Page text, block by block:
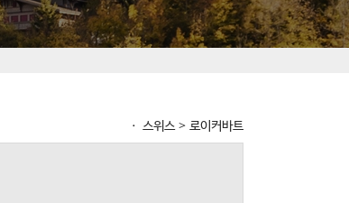
ㆍ 스위스 > 로이커바트